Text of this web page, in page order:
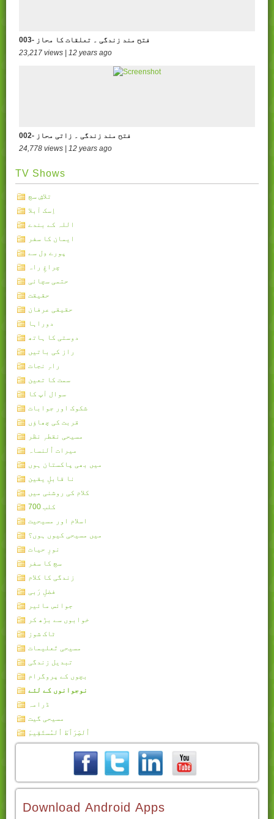
003- فتح مند زندگی ۔ تعلقات کا محاز
23,217 views | 12 years ago
002- فتح مند زندگی ۔ زاتی محاز
24,778 views | 12 years ago
TV Shows
تلاشِ سچ
اِسک آبلا
اللہ کے بندے
ایمان کا سفر
پورے دِل سے
چراغِ راہ
حتمی سچائی
حقیقت
حقیقی عرفان
دوراہا
دوستی کا ہاتھ
راز کی باتیں
راہِ نجات
سمت کا تعین
سوال آپ کا
شکوک اور جوابات
قربت کی چھاؤں
مسیحی نقطہِ نظر
میرات اُلنساہ
میں بھی پاکستان ہوں
نا قابلِ یقین
کلام کی روشنی میں
کلب 700
اسلام اور مسیحیت
میں مسیحی کیوں ہوں؟
نورِ حیات
سچ کا سفر
زندگی کا کلام
فضلِ رَبی
جوائس مائیر
خوابوں سے بڑھ کر
ٹاک شوز
مسیحی تَعلیمات
تبدیل زندگی
بچوں کے پروگرام
نوجوانوں کے لئے
ڈرامہ
مسیحی گیت
اُلصِّرَٲطَ اُلمُستَقِيمَ
Download Android Apps